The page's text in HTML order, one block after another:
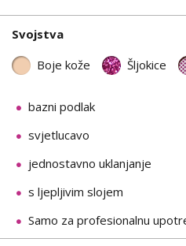
Svojstva
Boje kože Šljokice
bazni podlak
svjetlucavo
jednostavno uklanjanje
s ljepljivim slojem
Samo za profesionalnu